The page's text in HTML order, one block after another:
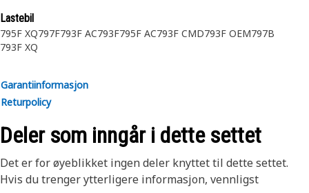
Lastebil
795F XQ797F793F AC793F795F AC793F CMD793F OEM797B
793F XQ
Garantiinformasjon
Returpolicy
Deler som inngår i dette settet
Det er for øyeblikket ingen deler knyttet til dette settet.
Hvis du trenger ytterligere informasjon, vennligst